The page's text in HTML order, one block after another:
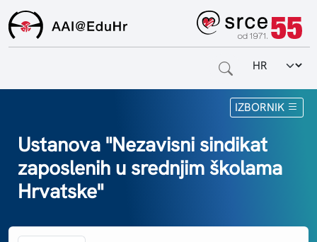
Odabir
IZBORNIK
Za krajnje korisnike
Za davatelje usluga
Ustanova "Nezavisni sindikat
zaposlenih u srednjim školama
Hrvatske"